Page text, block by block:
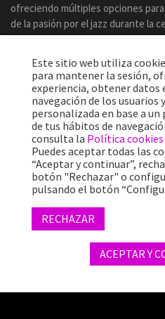
ofreciendo múltiples opciones
de la pasión por el jazz durante la
Más de 25 años ofreciendo la
Barcelona.
Conciertos, festivales y eventos
© 2026 TheProject Music Company,
Este sitio web utiliza
para mantener la sesión,
experiencia, obtener datos
navegación de los
personalizada en base a
de tus hábitos de
consulta la Política cookies
Puedes aceptar todas las
“Aceptar y continuar”,
botón "Rechazar" o
pulsando el botón
RECHAZAR
ACEPTAR Y